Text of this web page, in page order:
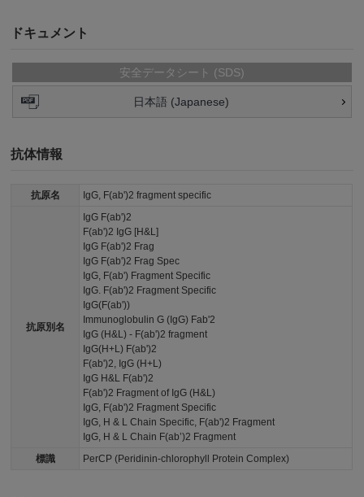
ドキュメント
安全データシート (SDS)
日本語 (Japanese)
抗体情報
抗原名 IgG, F(ab')2 fragment specific
抗原別名
IgG F(ab')2
F(ab')2 IgG [H&L]
IgG F(ab')2 Frag
IgG F(ab')2 Frag Spec
IgG, F(ab') Fragment Specific
IgG. F(ab')2 Fragment Specific
IgG(F(ab'))
Immunoglobulin G (IgG) Fab'2
IgG (H&L) - F(ab')2 fragment
IgG(H+L) F(ab')2
F(ab')2, IgG (H+L)
IgG H&L F(ab')2
F(ab')2 Fragment of IgG (H&L)
IgG, F(ab')2 Fragment Specific
IgG, H & L Chain Specific, F(ab')2 Fragment
IgG, H & L Chain F(ab’)2 Fragment
標識
PerCP (Peridinin-chlorophyll Protein Complex)